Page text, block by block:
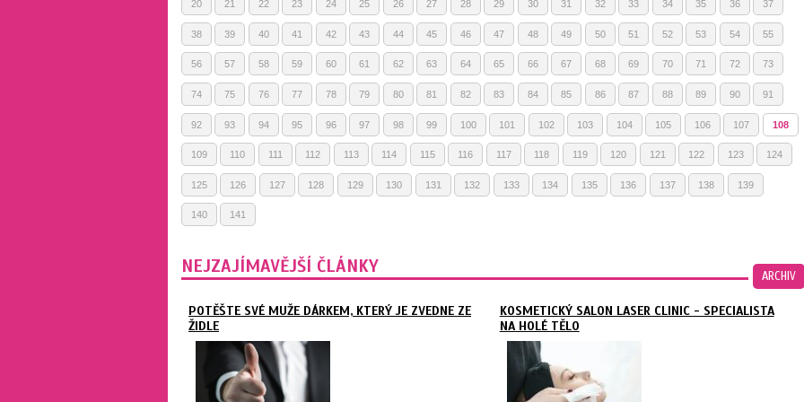
20 21 22 23 24 25 26 27 28 29 30 31 32 33 34 35 36 37
38 39 40 41 42 43 44 45 46 47 48 49 50 51 52 53 54 55
56 57 58 59 60 61 62 63 64 65 66 67 68 69 70 71 72 73
74 75 76 77 78 79 80 81 82 83 84 85 86 87 88 89 90 91
92 93 94 95 96 97 98 99 100 101 102 103 104 105 106 107 108
109 110 111 112 113 114 115 116 117 118 119 120 121 122 123 124
125 126 127 128 129 130 131 132 133 134 135 136 137 138 139
140 141
ARCHIV
NEJZAJÍMAVĚJŠÍ ČLÁNKY
POTĚŠTE SVÉ MUŽE DÁRKEM, KTERÝ JE ZVEDNE ZE
ŽIDLE
KOSMETICKÝ SALON LASER CLINIC - SPECIALISTA
NA HOLÉ TĚLO